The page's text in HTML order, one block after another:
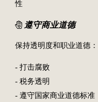
性
遵守商业道德
保持透明度和职业道德：
- 打击腐败
- 税务透明
- 遵守国家商业道德标准